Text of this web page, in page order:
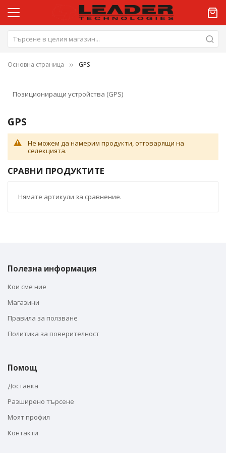
Основна страница GPS
Позициониращи устройства (GPS)
GPS
Не можем да намерим продукти, отговарящи на
селекцията.
СРАВНИ ПРОДУКТИТЕ
Нямате артикули за сравнение.
Полезна информация
Кои сме ние
Магазини
Правила за ползване
Политика за поверителност
Помощ
Доставка
Разширено търсене
Моят профил
Контакти